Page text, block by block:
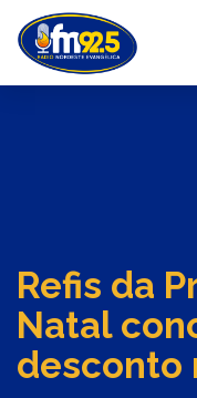
Previous
Refis da
Natal
desconto